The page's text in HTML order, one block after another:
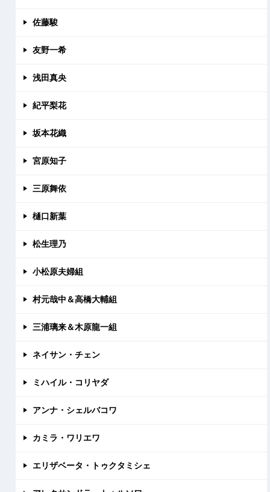
佐藤駿
友野一希
浅田真央
紀平梨花
坂本花織
宮原知子
三原舞依
樋口新葉
松生理乃
小松原夫婦組
村元哉中＆高橋大輔組
三浦璃来＆木原龍一組
ネイサン・チェン
ミハイル・コリヤダ
アンナ・シェルバコワ
カミラ・ワリエワ
エリザベータ・トゥクタミシェ